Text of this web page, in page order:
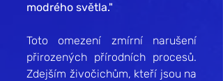
modrého světla."
Toto omezení zmírní narušení
přirozených přírodních procesů.
Zdejším živočichům, kteří jsou na